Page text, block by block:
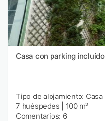
Casa con parking incluído
Tipo de alojamiento: Casa
7 huéspedes
100 m²
Comentarios: 6